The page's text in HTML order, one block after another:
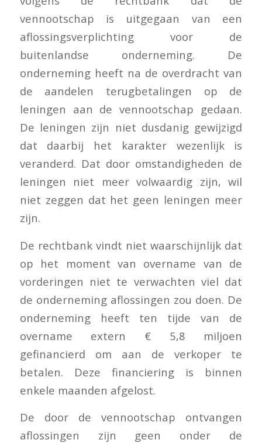
vennootschap is uitgegaan van een
aflossingsverplichting voor de
buitenlandse onderneming. De
onderneming heeft na de overdracht van
de aandelen terugbetalingen op de
leningen aan de vennootschap gedaan.
De leningen zijn niet dusdanig gewijzigd
dat daarbij het karakter wezenlijk is
veranderd. Dat door omstandigheden de
leningen niet meer volwaardig zijn, wil
niet zeggen dat het geen leningen meer
zijn.
De rechtbank vindt niet waarschijnlijk dat
op het moment van overname van de
vorderingen niet te verwachten viel dat
de onderneming aflossingen zou doen. De
onderneming heeft ten tijde van de
overname extern € 5,8 miljoen
gefinancierd om aan de verkoper te
betalen. Deze financiering is binnen
enkele maanden afgelost.
De door de vennootschap ontvangen
aflossingen zijn geen onder de